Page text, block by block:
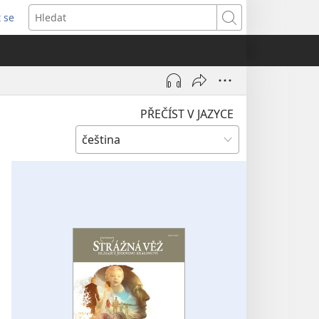
se
Hledat
PŘEČÍST V JAZYCE